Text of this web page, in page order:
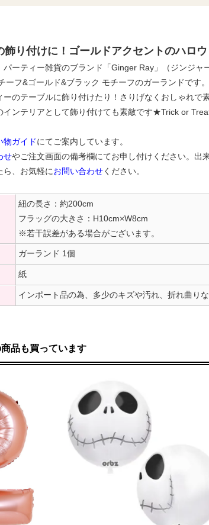
り付けに！ゴールドアクセントのハロウ
ーティー雑貨のブランド「Ginger Ray」（ジンジ
ーフ&ゴールド&ブラック モチーフのガーランドです
のテーブルに飾り付けたり！さりげなくおしゃれで
インテリアとして飾り付けても素敵です★Trick or
物ガイドにてご案内しています。
せやご注文画面の備考欄にてお申し付けください。出
、お気軽にお問い合わせください。
紐の長さ：約200cm
フラッグの大きさ：H10cm×W8cm
※若干誤差がある場合がございます。
ガーランド 1個
紙
インポート品の為、多少のキズや汚れ、折れ曲り
品も買っています